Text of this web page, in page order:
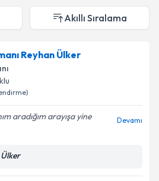
Akıllı Sıralama
Reyhan Ülker
aradığım arayışa yine
Devamı
Ülker